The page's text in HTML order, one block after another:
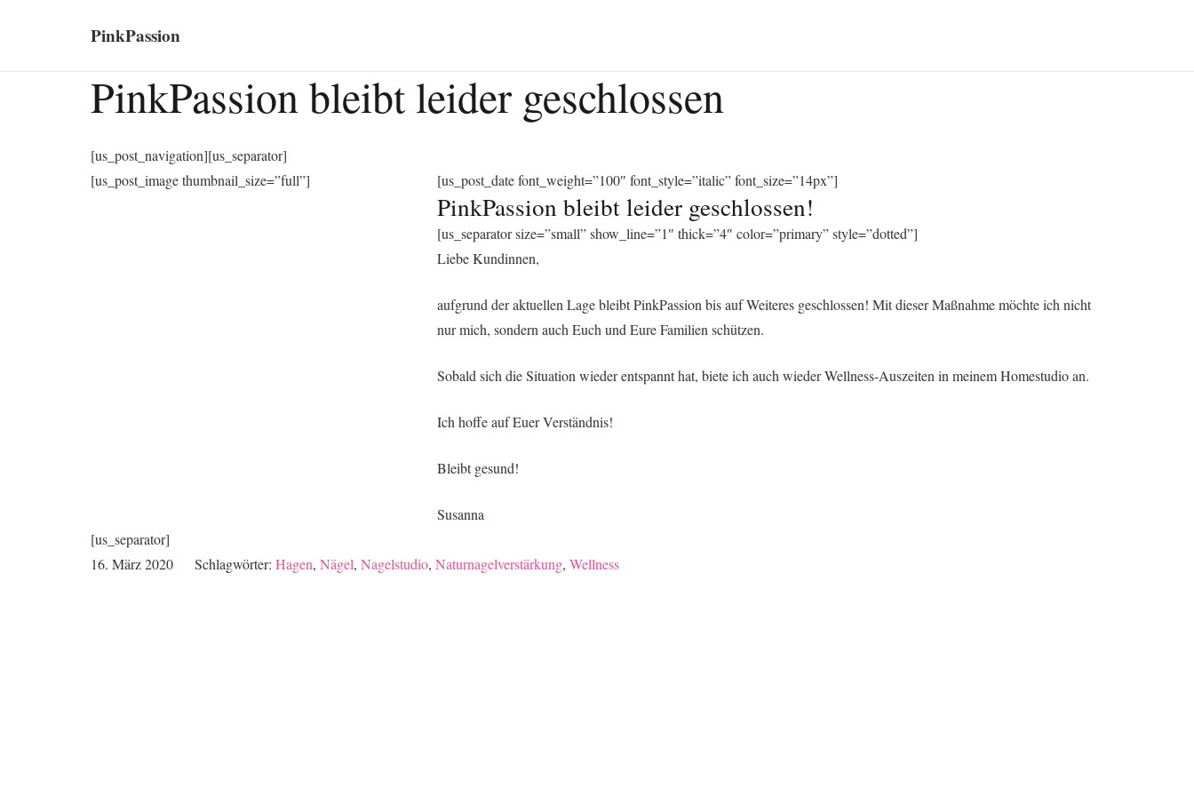
PinkPassion
PinkPassion bleibt leider geschlossen
[us_post_navigation][us_separator]
[us_post_image thumbnail_size=”full”]
[us_post_date font_weight=”100″ font_style=”italic” font_size=”14px”]
PinkPassion bleibt leider geschlossen!
[us_separator size=”small” show_line=”1″ thick=”4″ color=”primary” style=”dotted”]
Liebe Kundinnen,
aufgrund der aktuellen Lage bleibt PinkPassion bis auf Weiteres geschlossen! Mit dieser Maßnahme möchte ich nicht
nur mich, sondern auch Euch und Eure Familien schützen.
Sobald sich die Situation wieder entspannt hat, biete ich auch wieder Wellness-Auszeiten in meinem Homestudio an.
Ich hoffe auf Euer Verständnis!
Bleibt gesund!
Susanna
[us_separator]
16. März 2020
Schlagwörter: Hagen, Nägel, Nagelstudio, Naturnagelverstärkung, Wellness